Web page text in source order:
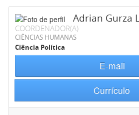
Adrian Gurza
COORDENADOR(A)
CIÊNCIAS HUMANAS
Ciência Política
E-mail
Currículo